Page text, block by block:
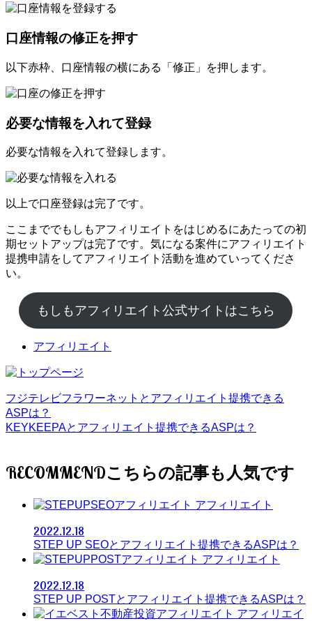
口座情報の修正を押す
以下赤枠、口座情報の横にある「修正」を押します。
必要な情報を入れて登録
必要な情報を入れて登録します。
以上で口座登録は完了です。
ここまででもしもアフィリエイトをはじめるにあたっての初
期セットアップは完了です。気になる案件にアフィリエイト
提携申請をしてアフィリエイト活動を進めていってくださ
い。
もしもアフィリエイト公式サイトはこちら
アフィリエイト
フジテレビフラワーネットとアフィリエイト提携できる
ASPは？
KEYKEEPAとアフィリエイト提携できるASPは？
RECOMMEND
アフィリエイト
2022.12.18
STEP UP SEOとアフィリエイト提携できるASPは？
アフィリエイト
2022.12.18
STEP UP POSTとアフィリエイト提携できるASPは？
アフィリエイ